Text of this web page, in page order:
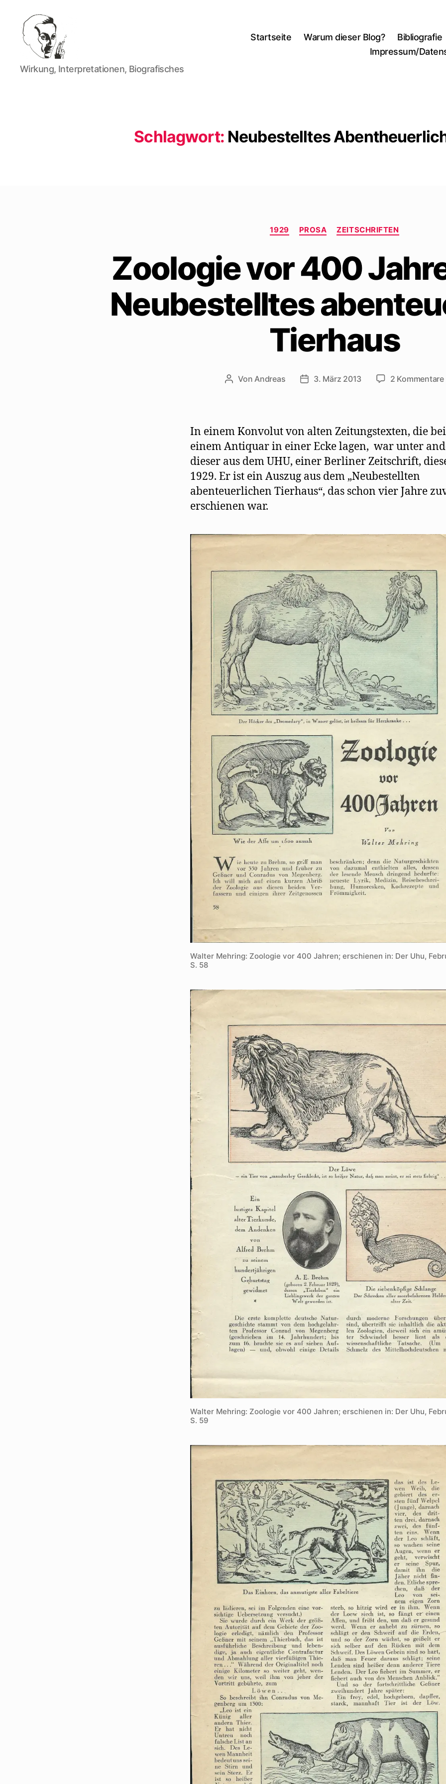
Walter
Mehring
Wirkung, Interpretationen, Biografisches
Startseite Warum dieser Blog? Bibliografie
Impressum/
Schlagwort: Neubestelltes
Kategorien
1929 PROSA ZEITSCHRIFTEN
Zoologie vor 400
Neubestelltes
Tierhaus
Beitragsautor
Von Andreas Beitragsdatum
3. März 2013 2 Kommentare
–
In einem Konvolut von alten Zeitungstexten, die bei
einem Antiquar in einer Ecke lagen, war unter
dieser aus dem UHU, einer Berliner Zeitschrift,
1929. Er ist ein Auszug aus dem „Neubestellten
abenteuerlichen Tierhaus“, das schon vier Jahre
erschienen war.
Walter Mehring: Zoologie vor 400 Jahren; erschienen in: Der Uhu,
S. 58
Walter Mehring: Zoologie vor 400 Jahren; erschienen in: Der Uhu,
S. 59